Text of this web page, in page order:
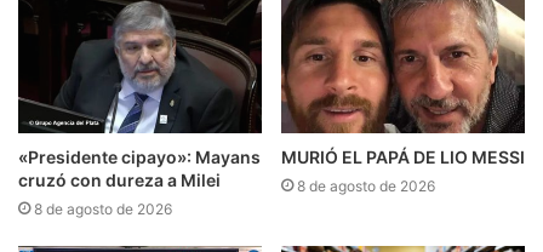
«Presidente cipayo»: Mayans
cruzó con dureza a Milei
8 de agosto de 2026
MURIÓ EL PAPÁ DE LIO MESSI
8 de agosto de 2026